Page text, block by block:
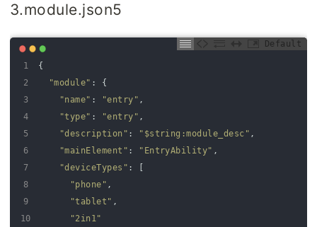
44
46
47
. height('100%'
}
3.module.json5
Default
1
2
3
4
5
6
7
8
9
10
{
"module" :
{
"name" : "entry" ,
"type" : "entry" ,
"description" : "$string:module_desc" ,
"mainElement" : "EntryAbility" ,
"deviceTypes" :
"phone" ,
"tablet" ,
"2in1"